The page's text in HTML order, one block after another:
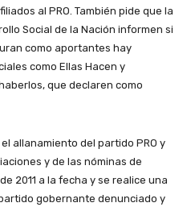
al PRO. También pide que la
Social de la Nación informen si
como aportantes hay
como Ellas Hacen y
que declaren como
allanamiento del partido PRO y
y de las nóminas de
2011 a la fecha y se realice una
gobernante denunciado y